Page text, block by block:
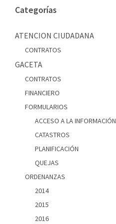
Categorías
ATENCION CIUDADANA
CONTRATOS
GACETA
CONTRATOS
FINANCIERO
FORMULARIOS
ACCESO A LA INFORMACIÓN
CATASTROS
PLANIFICACIÓN
QUEJAS
ORDENANZAS
2014
2015
2016